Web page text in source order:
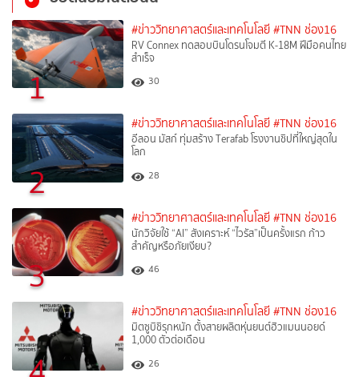
1
#ข่าววิทยาศาสตร์และเทคโนโลยี #TNN ช่อง16
RV Connex ทดสอบบินโดรนโจมตี K-18M ฝีมือคนไทย
สำเร็จ
30
2
#ข่าววิทยาศาสตร์และเทคโนโลยี #TNN ช่อง16
อีลอน มัสก์ ทุ่มสร้าง Terafab โรงงานชิปที่ใหญ่สุดใน
โลก
28
3
#ข่าววิทยาศาสตร์และเทคโนโลยี #TNN ช่อง16
นักวิจัยใช้ “AI” สังเคราะห์ “ไวรัส”เป็นครั้งแรก ก้าว
สำคัญหรือภัยเงียบ?
46
#ข่าววิทยาศาสตร์และเทคโนโลยี #TNN ช่อง16
มิตซูบิชิรุกหนัก ตั้งสายผลิตหุ่นยนต์ฮิวแมนนอยด์
1,000 ตัวต่อเดือน
26